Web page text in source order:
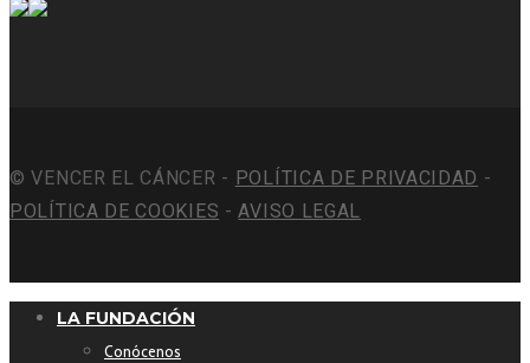
© VENCER EL CÁNCER - POLÍTICA DE PRIVACIDAD -
POLÍTICA DE COOKIES -AVISO LEGAL
LA FUNDACIÓN
Conócenos